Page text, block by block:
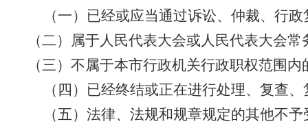
（一）已经或应当通过诉讼、仲裁、行
（二）属于人民代表大会或人民代表大会
（三）不属于本市行政机关行政职权范围内
（四）已经终结或正在进行处理、复查
（五）法律、法规和规章规定的其他不